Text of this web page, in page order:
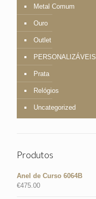
Metal Comum
Ouro
Outlet
PERSONALIZÁVEIS
Prata
Relógios
Uncategorized
Produtos
Anel de Curso 6064B
€475.00